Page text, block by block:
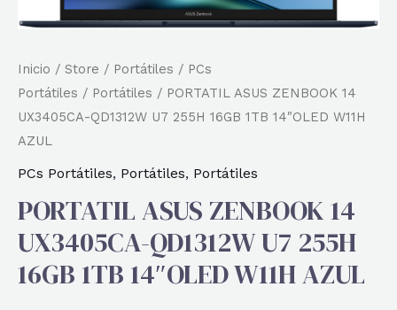
Inicio / Store / Portátiles / PCs
Portátiles / Portátiles / PORTATIL ASUS ZENBOOK 14
UX3405CA-QD1312W U7 255H 16GB 1TB 14″OLED W11H
AZUL
PCs Portátiles, Portátiles, Portátiles
PORTATIL ASUS ZENBOOK 14
UX3405CA-QD1312W U7 255H
16GB 1TB 14″OLED W11H AZUL